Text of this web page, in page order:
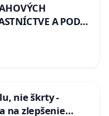
A POD
& žiadosť
závlahových a
nie škrty -
na zlepšenie